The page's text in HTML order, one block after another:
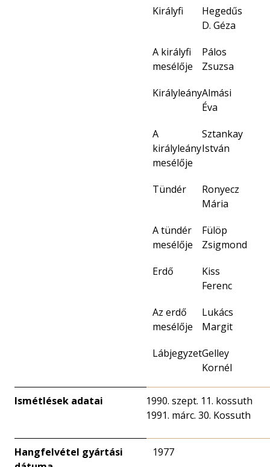
Királyfi
Hegedűs
D. Géza
A királyfi
mesélője
Pálos
Zsuzsa
KirályleányAlmási
Éva
A
királyleány
mesélője
Sztankay
István
Tündér
Ronyecz
Mária
A tündér
mesélője
Fülöp
Zsigmond
Erdő
Kiss
Ferenc
Az erdő
mesélője
Lukács
Margit
LábjegyzetGelley
Kornél
Ismétlések adatai
szept. 11. kossuth
márc. 30. Kossuth
Hangfelvétel gyártási
1977